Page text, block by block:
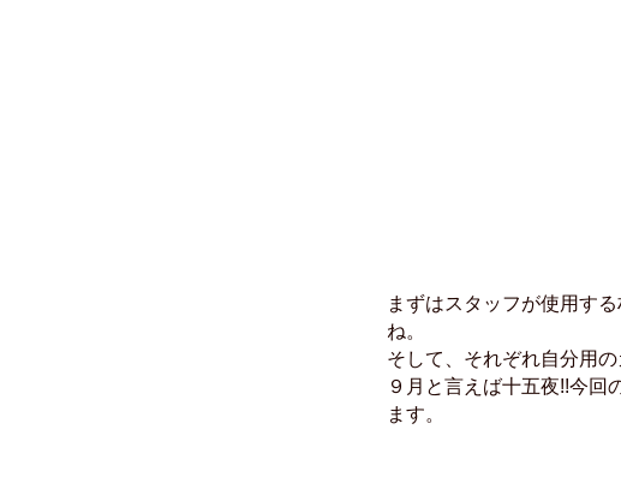
まずはスタッフが使用す
ね。
そして、それぞれ自分用
９月と言えば十五夜!!今回
ます。